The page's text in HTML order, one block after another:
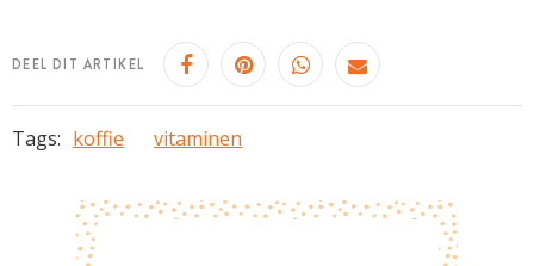
DEEL DIT ARTIKEL
Tags: koffie vitaminen